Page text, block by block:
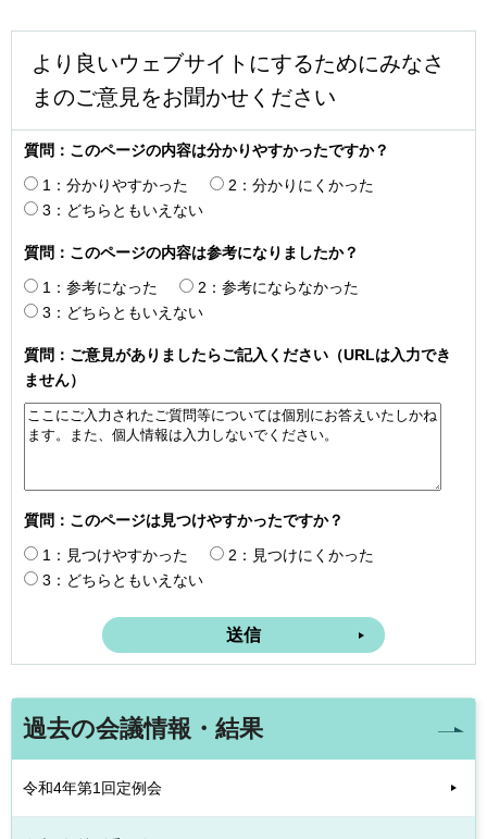
より良いウェブサイトにするためにみなさ
まのご意見をお聞かせください
質問：このページの内容は分かりやすかったですか？
1：分かりやすかった
2：分かりにくかった
3：どちらともいえない
質問：このページの内容は参考になりましたか？
1：参考になった
2：参考にならなかった
3：どちらともいえない
質問：ご意見がありましたらご記入ください（URLは入力でき
ません）
質問：このページは見つけやすかったですか？
1：見つけやすかった
2：見つけにくかった
3：どちらともいえない
過去の会議情報・結果
令和4年第1回定例会